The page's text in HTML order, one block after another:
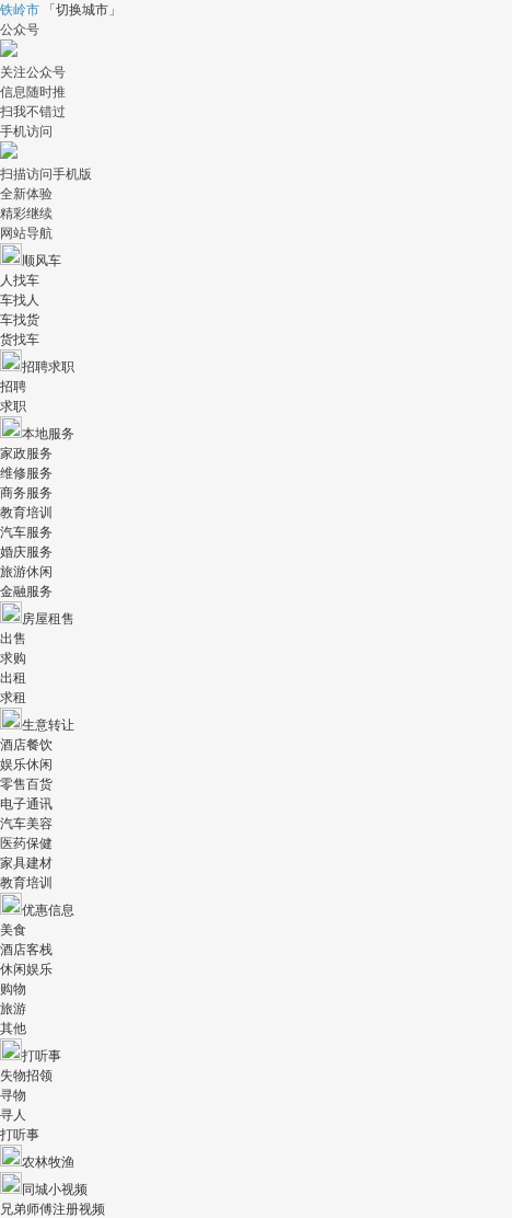
铁岭市 「 切换城市 」
公众号
关注公众号
信息随时推
扫我不错过
手机访问
扫描访问手机版
全新体验
精彩继续
网站导航
顺风车
人找车
车找人
车找货
货找车
招聘求职
招聘
求职
本地服务
家政服务
维修服务
商务服务
教育培训
汽车服务
婚庆服务
旅游休闲
金融服务
房屋租售
出售
求购
出租
求租
生意转让
酒店餐饮
娱乐休闲
零售百货
电子通讯
汽车美容
医药保健
家具建材
教育培训
优惠信息
美食
酒店客栈
休闲娱乐
购物
旅游
其他
打听事
失物招领
寻物
寻人
打听事
农林牧渔
同城小视频
兄弟师傅注册视频